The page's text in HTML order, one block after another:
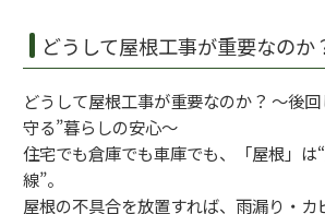
どうして屋根工事が重要なのか
どうして屋根工事が重要なのか？ 〜後
守る”暮らしの安心〜
住宅でも倉庫でも車庫でも、「屋根」は
線”。
屋根の不具合を放置すれば、雨漏り・